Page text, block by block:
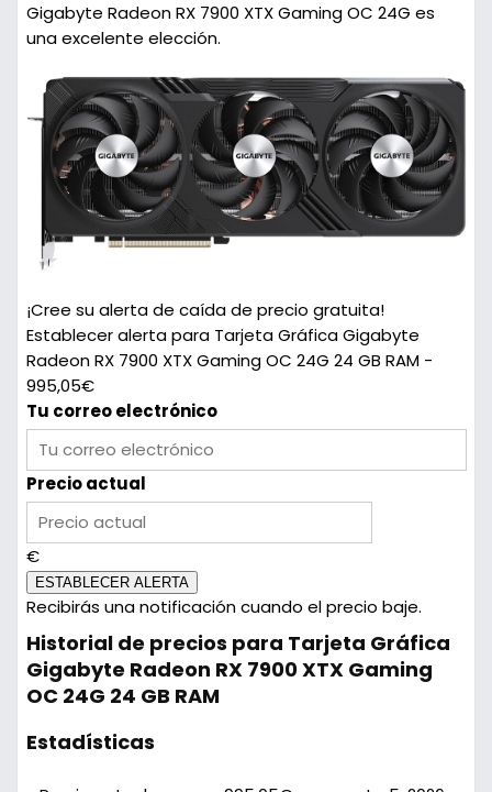
Gigabyte Radeon RX 7900 XTX Gaming OC 24G es
una excelente elección.
¡Cree su alerta de caída de precio gratuita!
Establecer alerta para Tarjeta Gráfica Gigabyte
Radeon RX 7900 XTX Gaming OC 24G 24 GB RAM -
995,05€
Tu correo electrónico
Precio actual
€
ESTABLECER ALERTA
Recibirás una notificación cuando el precio baje.
Historial de precios para Tarjeta Gráfica
Gigabyte Radeon RX 7900 XTX Gaming
OC 24G 24 GB RAM
Estadísticas